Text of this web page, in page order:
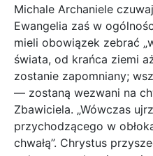
Michale Archaniele
Ewangelia zaś w
mieli obowiązek zebrać
świata, od krańca ziemi
zostanie zapomniany;
— zostaną wezwani na
Zbawiciela. „Wówczas
przychodzącego w
chwałą”. Chrystus